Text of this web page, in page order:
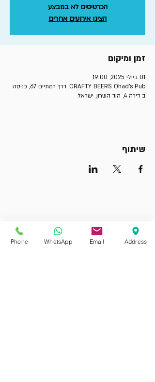
הכרטיסים לא במבצע
הציגו אירועים אחרים
זמן ומיקום
01 ביולי 2025, 19:00
CRAFTY BEERS Ohad's Pub, דרך רמתיים 67, כניסה
ב דירה 4, הוד השרון, ישראל
שיתוף
כללי Phone WhatsApp Email Address